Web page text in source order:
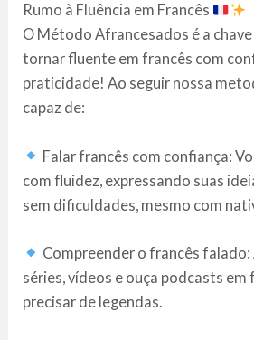
Rumo à Fluência em Francês
O Método Afrancesados é a chave
tornar fluente em francês com
praticidade! Ao seguir nossa
capaz de:
Falar francês com confiança:
com fluidez, expressando suas
sem dificuldades, mesmo com
Compreender o francês
séries, vídeos e ouça podcasts em
precisar de legendas.